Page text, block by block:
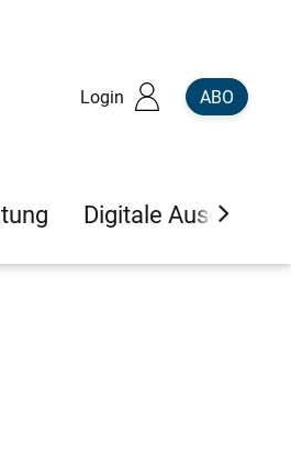
Login ABO
Digitale Ausgaben